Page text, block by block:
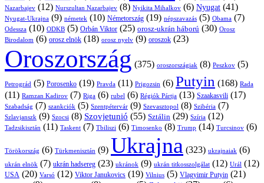
Nazarbajev (12) Nurszultan Nazarbajev (8) Nyikita Mihalkov (6) Nyugat (41)
Nyugat-Ukrajna (9) németek (10) Németország (19) népszavazás (5) Obama (7)
Odessza (10) ODKB (5) Orbán Viktor (25) orosz-ukrán háború (30) Orosz
Birodalom (6) orosz elnök (18) orosz nyelv (9) oroszok (23)
Oroszország (375) oroszországiak (8) Peszkov (5)
Petrográd (5) Porosenko (19) Pravda (11) Prigozsin (6) Putyin (168) Rada
(11) Ramzan Kadirov (7) Riga (6) rubel (6) Régiók Pártja (13) Szaakasvili (17)
Szabadság (7) szankciók (5) Szentpétervár (9) Szevasztopol (8) Szibéria (7)
Szlavjanszk (9) Szocsi (8) Szovjetunió (55) Sztálin (29) Szíria (12)
Tadzsikisztán (11) Taskent (7) Tbiliszi (6) Timosenko (8) Trump (14) Turcsinov (6)
Törökország (6) Türkmenisztán (9) Ukrajna (323) ukrajnaiak (6)
ukrán elnök (7) ukrán hadsereg (23) ukránok (9) ukrán titkosszolgálat (12) Urál (12)
USA (20) Varsó (12) Viktor Janukovics (19) Vilnius (5) Vlagyimir Putyin (21)